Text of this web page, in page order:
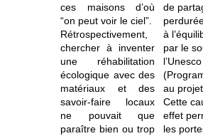
ces maisons d’où
“on peut voir le ciel”.
Rétrospectivement,
chercher à inventer
une réhabilitation
écologique avec des
matériaux et des
savoir-faire locaux
ne pouvait que
paraître bien ou trop
de
à
par le
l’Unesco
au
Cette
effet
les